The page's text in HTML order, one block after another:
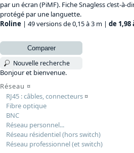
par un écran (PiMF). Fiche Snagless c’est-
protégé par une languette.
Roline | 49 versions de 0,15 à 3 m | de 1,98
Comparer
Nouvelle recherche
Bonjour et bienvenue.
Réseau ¤
RJ45 : câbles, connecteurs¤
Fibre optique
BNC
Réseau personnel...
Réseau résidentiel (hors switch)
Réseau professionnel (et switch)